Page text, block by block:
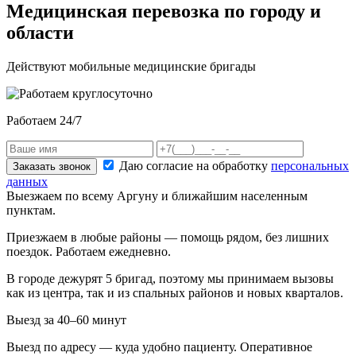
Медицинская перевозка по городу и
области
Действуют мобильные медицинские бригады
Работаем 24/7
Заказать звонок Даю согласие на обработку персональных
данных
Выезжаем по всему Аргуну и ближайшим населенным
пунктам.
Приезжаем в любые районы — помощь рядом, без лишних
поездок. Работаем ежедневно.
В городе дежурят 5 бригад, поэтому мы принимаем вызовы
как из центра, так и из спальных районов и новых кварталов.
Выезд за 40–60 минут
Выезд по адресу — куда удобно пациенту. Оперативное